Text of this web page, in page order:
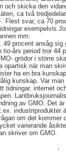
och skicka den
ca två
Flest svar, ca 70
exempelvis
mm.
procent ansåg sig
års period tror 44
grödor i större
opartisk när man
ha en bra
kunskap. Var
tidningar, internet
av GMO. Det
industriprodukter
om det kommer
varierande
skriver om GMO.